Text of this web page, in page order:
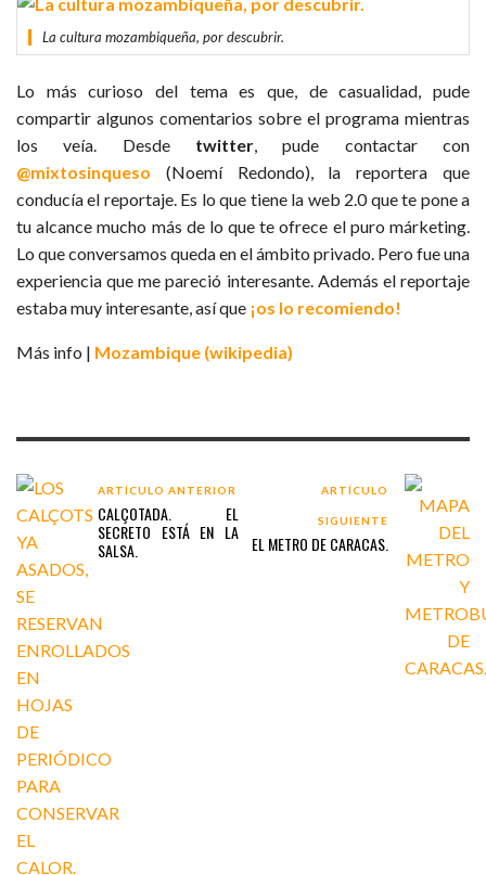
La cultura mozambiqueña, por descubrir.
Lo más curioso del tema es que, de casualidad, pude
compartir algunos comentarios sobre el programa mientras
los veía. Desde twitter, pude contactar con
@mixtosinqueso (Noemí Redondo), la reportera que
conducía el reportaje. Es lo que tiene la web 2.0 que te pone a
tu alcance mucho más de lo que te ofrece el puro márketing.
Lo que conversamos queda en el ámbito privado. Pero fue una
experiencia que me pareció interesante. Además el reportaje
estaba muy interesante, así que ¡os lo recomiendo!
Más info | Mozambique (wikipedia)
ARTÍCULO ANTERIOR
CALÇOTADA. EL
SECRETO ESTÁ EN LA
SALSA.
ARTÍCULO
SIGUIENTE
EL METRO DE CARACAS.